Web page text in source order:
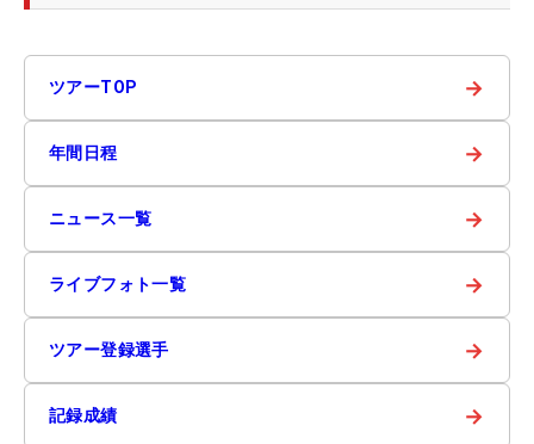
ツアーTOP →
年間日程 →
ニュース一覧 →
ライブフォト一覧 →
ツアー登録選手 →
記録成績 →